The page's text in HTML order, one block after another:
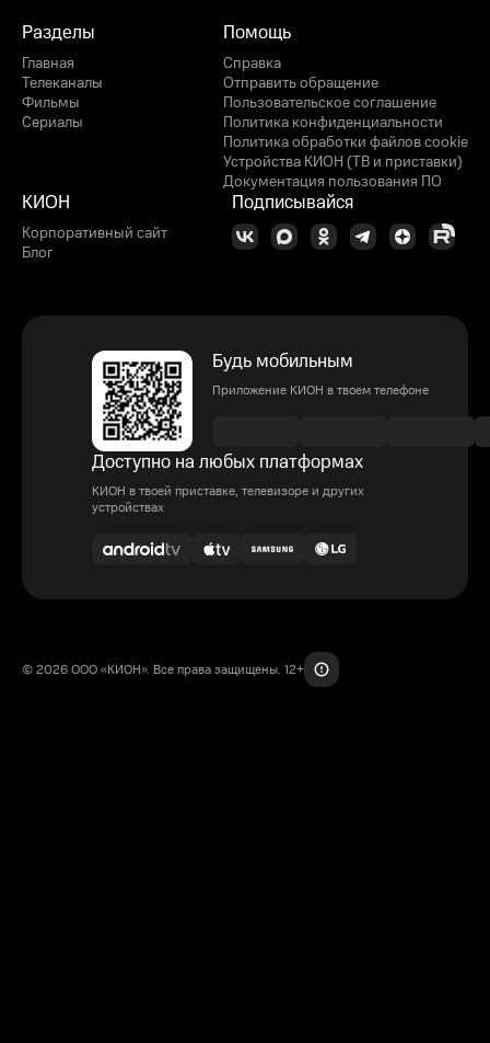
Разделы
Главная
Телеканалы
Фильмы
Сериалы
Помощь
Справка
Отправить обращение
Пользовательское соглашение
Политика конфиденциальности
Политика обработки файлов cookie
Устройства КИОН (ТВ и приставки)
Документация пользования ПО
КИОН
Корпоративный сайт
Блог
Подписывайся
Будь мобильным
Приложение КИОН в твоем телефоне
Доступно на любых платформах
КИОН в твоей приставке, телевизоре и других
устройствах
© 2026 ООО «КИОН». Все права защищены. 12+